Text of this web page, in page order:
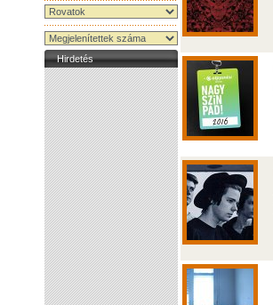
Hirdetés